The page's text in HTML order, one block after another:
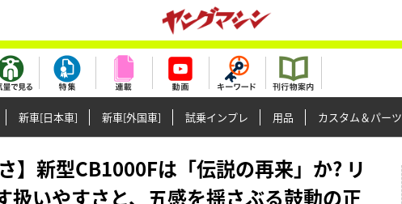
新車[日本車] 新車[外国車] 試乗インプレ 用品 カスタム＆パーツ
】新型CB1000Fは「伝説の再来」か? リ
扱いやすさと、五感を揺さぶる鼓動の正